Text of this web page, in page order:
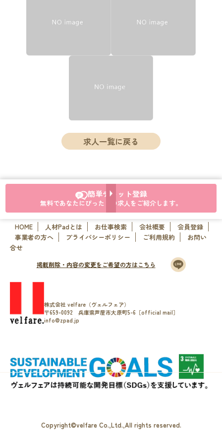
求人一覧に戻る
簡単チャット登録
無料であなたにぴったりの求人をご紹介します。
HOME 人材Padとは お仕事検索 会社概要
会員登録
事業者の方へ
プライバシーポリシー ご利用規約
お問い
合せ
掲載削除・内容の変更をご希望の方はこちら
株式会社 velfare（ヴェルフェア）
〒659-0092 兵庫県芦屋市大原町5-6［official mail］
info@zpad.jp
Copyright©velfare Co.,Ltd.,All rights reserved.